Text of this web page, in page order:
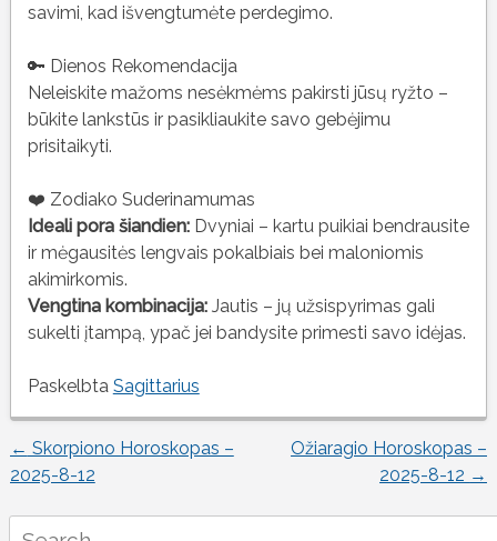
savimi, kad išvengtumėte perdegimo.
🔑 Dienos Rekomendacija
Neleiskite mažoms nesėkmėms pakirsti jūsų ryžto –
būkite lankstūs ir pasikliaukite savo gebėjimu
prisitaikyti.
❤️ Zodiako Suderinamumas
Ideali pora šiandien:Dvyniai – kartu puikiai bendrausite
ir mėgausitės lengvais pokalbiais bei maloniomis
akimirkomis.
Vengtina kombinacija:Jautis – jų užsispyrimas gali
sukelti įtampą, ypač jei bandysite primesti savo idėjas.
Paskelbta Sagittarius
Įrašo
naršymas
← Skorpiono Horoskopas –
2025-8-12
Ožiaragio Horoskopas –
2025-8-12 →